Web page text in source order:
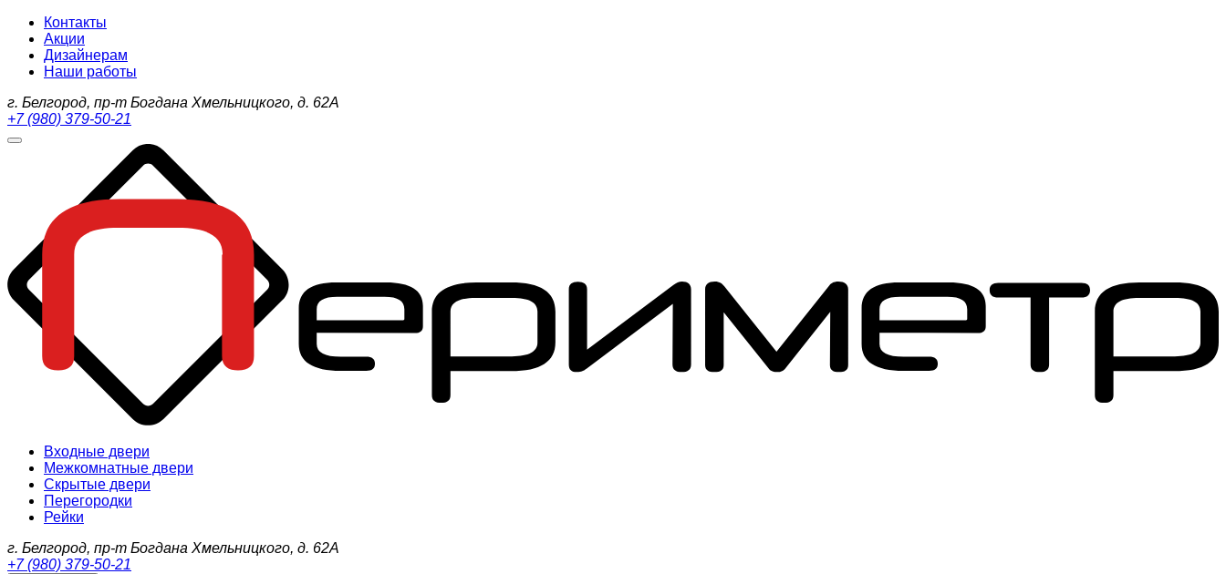
Контакты
Акции
Дизайнерам
Наши работы
г. Белгород, пр-т Богдана Хмельницкого, д. 62А
+7 (980) 379-50-21
Входные двери
Межкомнатные двери
Скрытые двери
Перегородки
Рейки
г. Белгород, пр-т Богдана Хмельницкого, д. 62А
+7 (980) 379-50-21